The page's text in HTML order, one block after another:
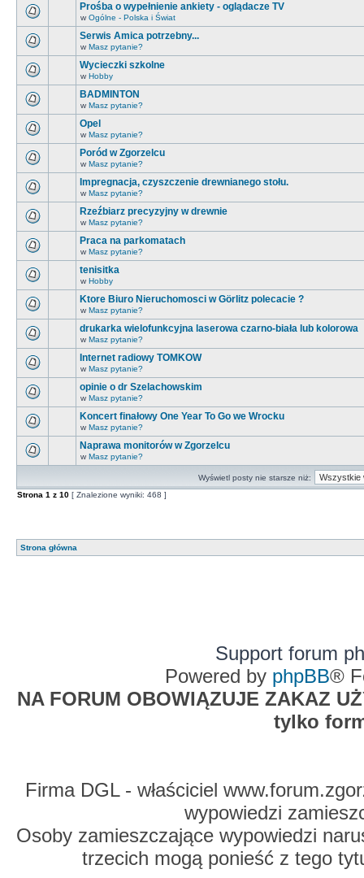
Prośba o wypełnienie ankiety - oglądacze TV
w Ogólne - Polska i Świat
Serwis Amica potrzebny...
w Masz pytanie?
Wycieczki szkolne
w Hobby
BADMINTON
w Masz pytanie?
Opel
w Masz pytanie?
Poród w Zgorzelcu
w Masz pytanie?
Impregnacja, czyszczenie drewnianego stołu.
w Masz pytanie?
Rzeźbiarz precyzyjny w drewnie
w Masz pytanie?
Praca na parkomatach
w Masz pytanie?
tenisitka
w Hobby
Ktore Biuro Nieruchomosci w Görlitz polecacie ?
w Masz pytanie?
drukarka wielofunkcyjna laserowa czarno-biała lub kolorowa
w Masz pytanie?
Internet radiowy TOMKOW
w Masz pytanie?
opinie o dr Szelachowskim
w Masz pytanie?
Koncert finałowy One Year To Go we Wrocku
w Masz pytanie?
Naprawa monitorów w Zgorzelcu
w Masz pytanie?
Wyświetl posty nie starsze niż:
Strona 1 z 10 [ Znalezione wyniki: 468 ]
Strona główna
Support forum
Powered by phpBB®
NA FORUM OBOWIĄZUJE ZAKAZ
tylko
Firma DGL - właściciel
wypowiedzi
Osoby zamieszczające wypowiedzi
trzecich mogą ponieść z tego